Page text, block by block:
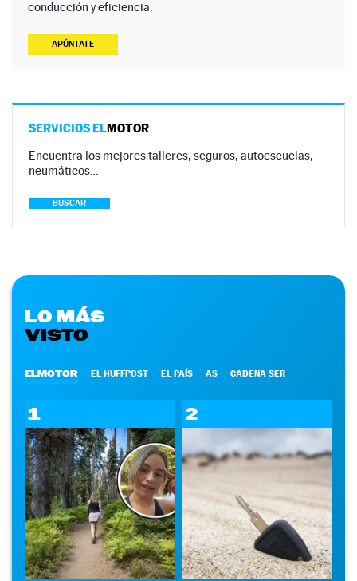
conducción y eficiencia.
APÚNTATE
SERVICIOS ELMOTOR
Encuentra los mejores talleres, seguros, autoescuelas,
neumáticos…
BUSCAR
LO MÁS
VISTO
ELMOTOR EL HUFFPOST EL PAÍS AS CADENA SER
1 2